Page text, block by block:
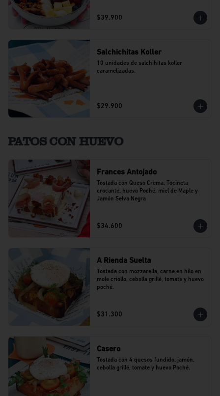
$39.900
Salchichitas Koller
10 unidades de salchihitas koller
caramelizadas.
$29.900
PATOS CON HUEVO
Frances Antojado
Tostada con Queso Crema, Tocineta
crocante, huevo Poché, miel de Maple y
Jamón Selva Negra
$34.600
A Rienda Suelta
Tostada con mozzarella, carne en hilo en
mole criollo, cebolla grillé, tomate y huevo
poché.
$31.300
Casero
Tostada con 4 quesos fundido, jamón,
cebolla grillé, tomate y huevo Poché.